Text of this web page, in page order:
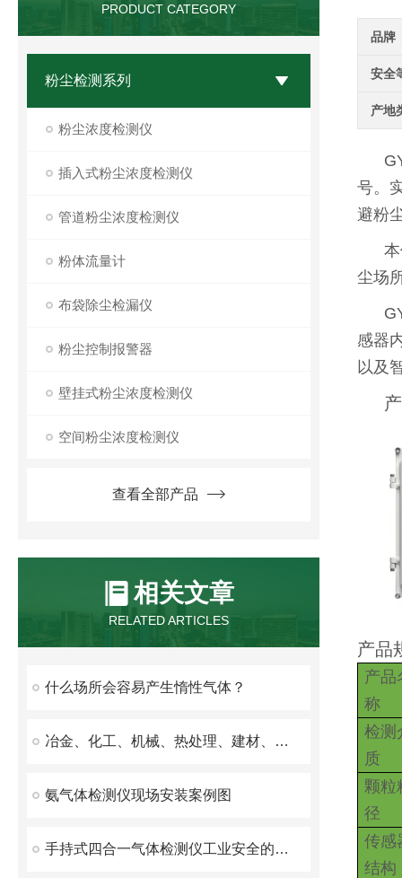
PRODUCT CATEGORY
粉尘检测系列
粉尘浓度检测仪
插入式粉尘浓度检测仪
管道粉尘浓度检测仪
粉体流量计
布袋除尘检漏仪
粉尘控制报警器
壁挂式粉尘浓度检测仪
空间粉尘浓度检测仪
查看全部产品
相关文章
RELATED ARTICLES
什么场所会容易产生惰性气体？
冶金、化工、机械、热处理、建材、电子、食品加热炉处理气体解决方案
氨气体检测仪现场安装案例图
手持式四合一气体检测仪工业安全的新守护者
品牌
安全
产地
号。
避粉
尘场
感器
以及
产品
产品
称
检测
质
颗粒
径
传感
结构